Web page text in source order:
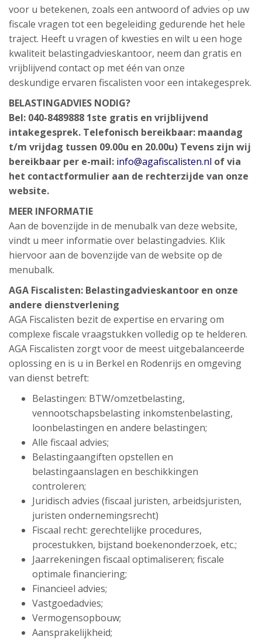
voor u betekenen, zoals een antwoord of advies op uw
fiscale vragen tot een begeleiding gedurende het hele
traject. Heeft u vragen of kwesties en wilt u een hoge
kwaliteit belastingadvieskantoor, neem dan gratis en
vrijblijvend contact op met één van onze
deskundige ervaren fiscalisten voor een intakegesprek.
BELASTINGADVIES NODIG?
Bel: 040-8489888 1ste gratis en vrijblijvend
intakegesprek. Telefonisch bereikbaar: maandag
t/m vrijdag tussen 09.00u en 20.00u) Tevens zijn wij
bereikbaar per e-mail: info@agafiscalisten.nl of via
het contactformulier aan de rechterzijde van onze
website.
MEER INFORMATIE
Aan de bovenzijde in de menubalk van deze website,
vindt u meer informatie over belastingadvies. Klik
hiervoor aan de bovenzijde van de website op de
menubalk.
AGA Fiscalisten: Belastingadvieskantoor en onze
andere dienstverlening
AGA Fiscalisten bezit de expertise en ervaring om
complexe fiscale vraagstukken volledig op te helderen.
AGA Fiscalisten zorgt voor de meest uitgebalanceerde
oplossing en is u in Berkel en Rodenrijs en omgeving
van dienst betreft:
Belastingen: BTW/omzetbelasting,
vennootschapsbelasting inkomstenbelasting,
loonbelastingen en andere belastingen;
Alle fiscaal advies;
Belastingaangiften opstellen en
belastingaanslagen en beschikkingen
controleren;
Juridisch advies (fiscaal juristen, arbeidsjuristen,
juristen ondernemingsrecht)
Fiscaal recht: gerechtelijke procedures,
procestukken, bijstand boekenonderzoek, etc.;
Jaarrekeningen fiscaal optimaliseren; fiscale
optimale financiering;
Financieel advies;
Vastgoedadvies;
Vermogensopbouw;
Aansprakelijkheid;